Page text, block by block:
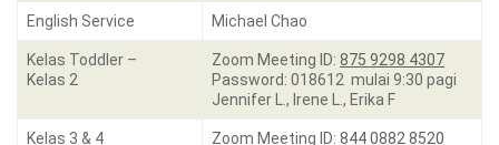
English Service Michael Chao
Kelas Toddler –
Kelas 2
Zoom Meeting ID: 875 9298 4307
Password: 018612 mulai 9:30 pagi
Jennifer L., Irene L., Erika F
Kelas 3 & 4
Zoom Meeting ID: 844 0882 8520